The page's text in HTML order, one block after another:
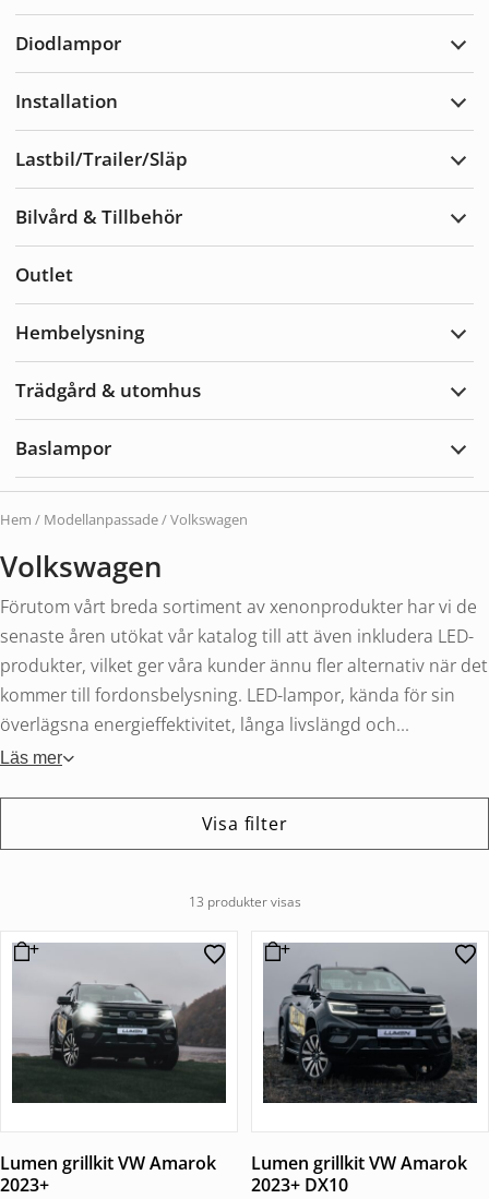
Diodlampor
Installation
Lastbil/Trailer/Släp
Bilvård & Tillbehör
Outlet
Hembelysning
Trädgård & utomhus
Baslampor
Hem / Modellanpassade/ Volkswagen
Volkswagen
Förutom vårt breda sortiment av xenonprodukter har vi de
senaste åren utökat vår katalog till att även inkludera LED-
produkter, vilket ger våra kunder ännu fler alternativ när det
kommer till fordonsbelysning. LED-lampor, kända för sin
överlägsna energieffektivitet, långa livslängd och...
Läs mer
Visa filter
13 produkter visas
Lumen grillkit VW Amarok
2023+
Lumen grillkit VW Amarok
2023+ DX10